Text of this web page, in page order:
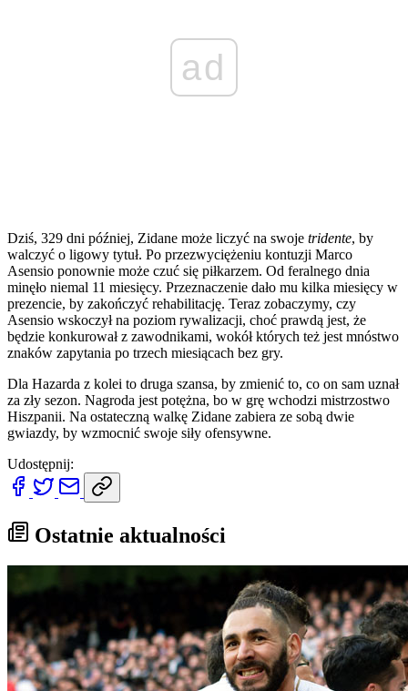
ad
Dziś, 329 dni później, Zidane może liczyć na swoje tridente, by
walczyć o ligowy tytuł. Po przezwyciężeniu kontuzji Marco
Asensio ponownie może czuć się piłkarzem. Od feralnego dnia
minęło niemal 11 miesięcy. Przeznaczenie dało mu kilka miesięcy w
prezencie, by zakończyć rehabilitację. Teraz zobaczymy, czy
Asensio wskoczył na poziom rywalizacji, choć prawdą jest, że
będzie konkurował z zawodnikami, wokół których też jest mnóstwo
znaków zapytania po trzech miesiącach bez gry.
Dla Hazarda z kolei to druga szansa, by zmienić to, co on sam uznał
za zły sezon. Nagroda jest potężna, bo w grę wchodzi mistrzostwo
Hiszpanii. Na ostateczną walkę Zidane zabiera ze sobą dwie
gwiazdy, by wzmocnić swoje siły ofensywne.
Udostępnij:
Ostatnie aktualności